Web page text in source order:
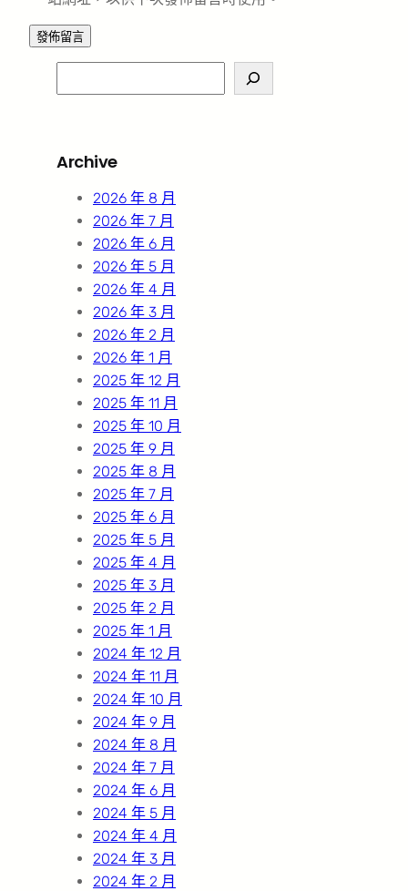
e
c
Archive
2026 年 8 月
2026 年 7 月
2026 年 6 月
2026 年 5 月
2026 年 4 月
2026 年 3 月
2026 年 2 月
2026 年 1 月
2025 年 12 月
2025 年 11 月
2025 年 10 月
2025 年 9 月
2025 年 8 月
2025 年 7 月
2025 年 6 月
2025 年 5 月
2025 年 4 月
2025 年 3 月
2025 年 2 月
2025 年 1 月
2024 年 12 月
2024 年 11 月
2024 年 10 月
2024 年 9 月
2024 年 8 月
2024 年 7 月
2024 年 6 月
2024 年 5 月
2024 年 4 月
2024 年 3 月
2024 年 2 月